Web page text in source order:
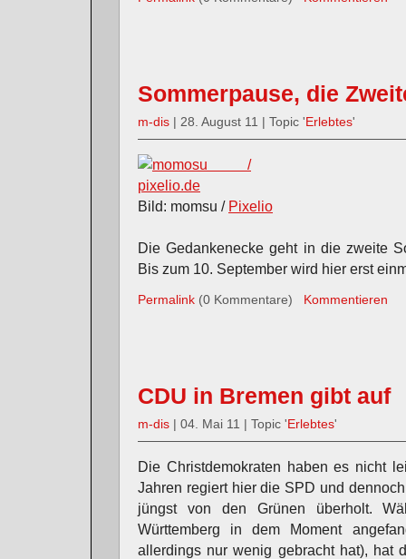
Sommerpause, die
m-dis | 28. August 11 | Topic ' Erlebtes'
Bild: momsu / Pixelio
Die Gedankenecke geht in die zweite
Bis zum 10. September wird hier erst
Permalink (0 Kommentare) Kommentieren
CDU in Bremen gibt auf
m-dis | 04. Mai 11 | Topic ' Erlebtes'
Die Christdemokraten haben es nicht
Jahren regiert hier die SPD und
jüngst von den Grünen überholt.
Württemberg in dem Moment
allerdings nur wenig gebracht hat), hat